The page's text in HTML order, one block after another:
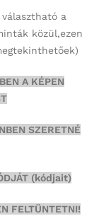
a
közül,ezen
A KÉPEN
SZERETNÉ
(kódjait)
FELTÜNTETNI!